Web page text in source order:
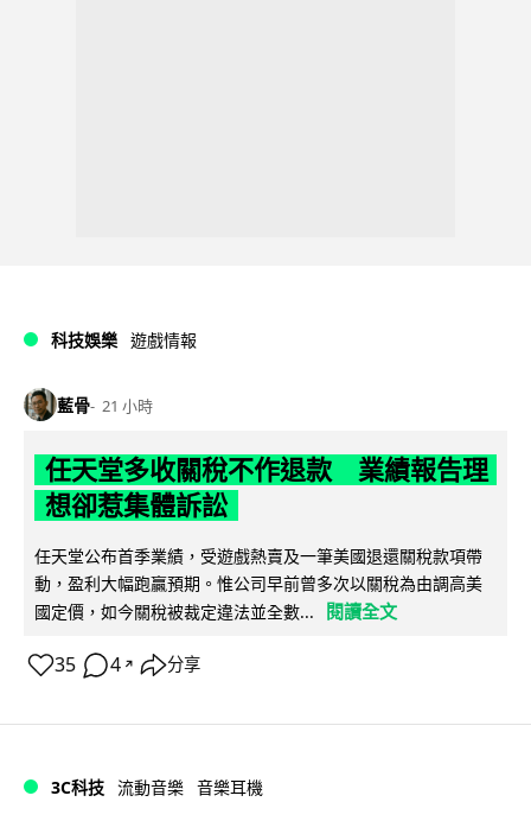
科技娛樂 遊戲情報
藍骨 21 小時
任天堂多收關稅不作退款 業績報告理
想卻惹集體訴訟
任天堂公布首季業績，受遊戲熱賣及一筆美國退還關稅款項帶
動，盈利大幅跑贏預期。惟公司早前曾多次以關稅為由調高美
國定價，如今關稅被裁定違法並全數...
閱讀全文
35 4 ↗ 分享
3C科技 流動音樂 音樂耳機